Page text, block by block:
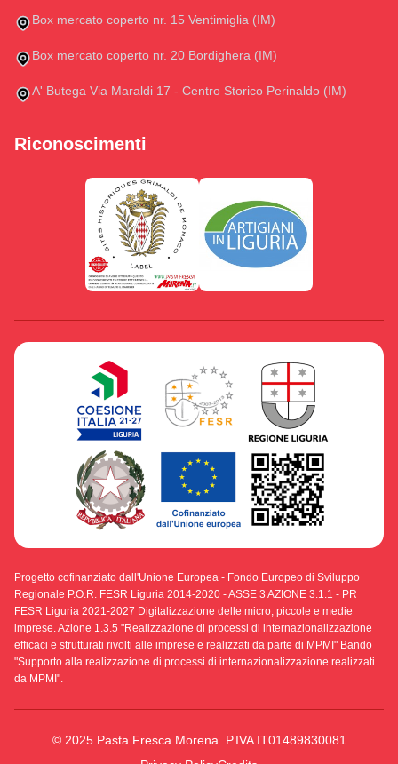
Box mercato coperto nr. 15 Ventimiglia (IM)
Box mercato coperto nr. 20 Bordighera (IM)
A' Butega Via Maraldi 17 - Centro Storico Perinaldo (IM)
Riconoscimenti
Progetto cofinanziato dall'Unione Europea - Fondo Europeo di Sviluppo
Regionale P.O.R. FESR Liguria 2014-2020 - ASSE 3 AZIONE 3.1.1 - PR
FESR Liguria 2021-2027 Digitalizzazione delle micro, piccole e medie
imprese. Azione 1.3.5 "Realizzazione di processi di internazionalizzazione
efficaci e strutturati rivolti alle imprese e realizzati da parte di MPMI" Bando
"Supporto alla realizzazione di processi di internazionalizzazione realizzati
da MPMI".
© 2025 Pasta Fresca Morena. P.IVA IT01489830081